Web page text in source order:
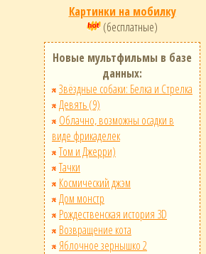
Картинки на мобилку
(бесплатные)
Новые мультфильмы в базе
данных:
Звёздные собаки: Белка и Стрелка
Девять (9)
Облачно, возможны осадки в
виде фрикаделек
Том и Джерри)
Тачки
Космический джэм
Дом монстр
Рождественская история 3D
Возвращение кота
Яблочное зернышко 2